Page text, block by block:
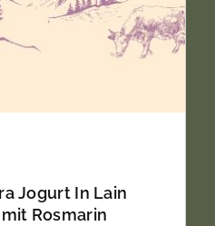
Jogurt In Lain
Rosmarin